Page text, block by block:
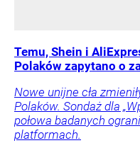
Temu, Shein i
Polaków zapytano o
Nowe unijne cła
Polaków. Sondaż dla
połowa badanych
platformach.